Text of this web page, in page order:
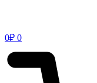
0₽ 0